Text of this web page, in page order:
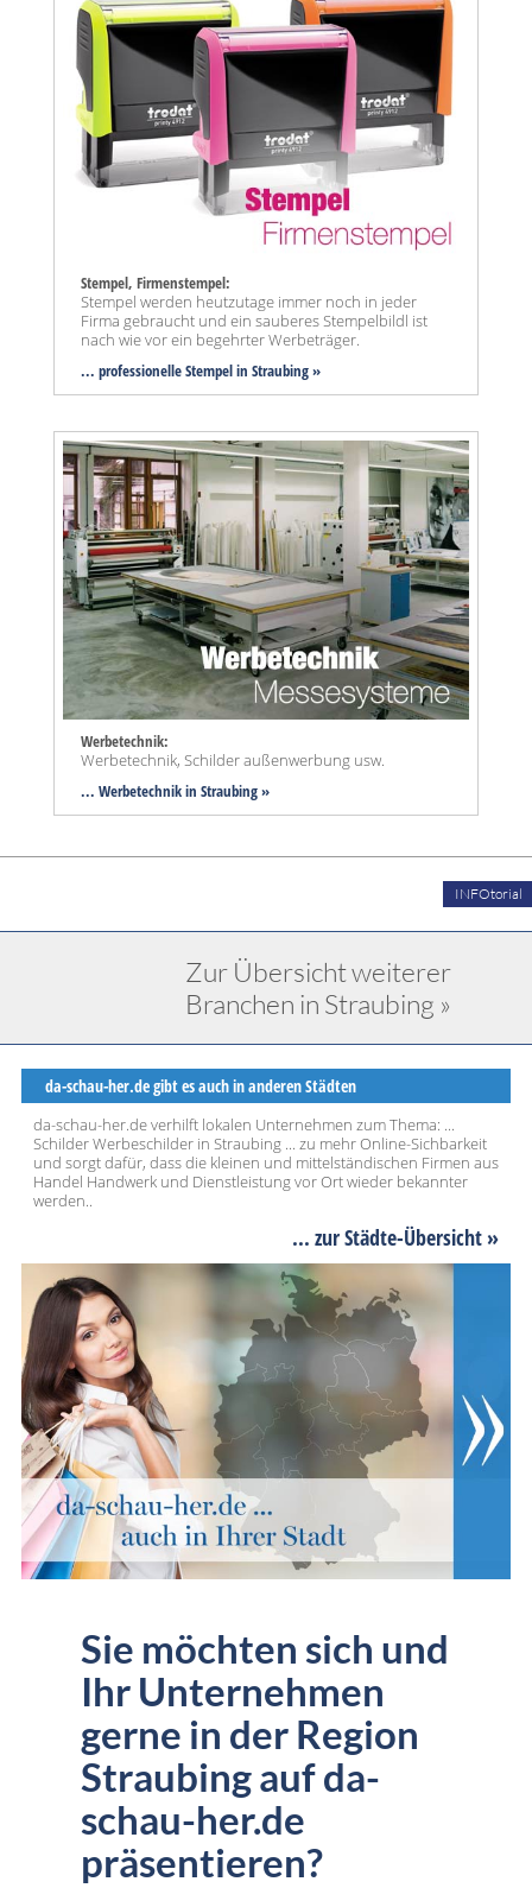
Stempel, Firmenstempel:
Stempel werden heutzutage immer noch in jeder
Firma gebraucht und ein sauberes Stempelbildl ist
nach wie vor ein begehrter Werbeträger.
... professionelle Stempel in Straubing »
Werbetechnik:
Werbetechnik, Schilder außenwerbung usw.
... Werbetechnik in Straubing »
INFOtorial
Zur Übersicht weiterer
Branchen in Straubing »
da-schau-her.de gibt es auch in anderen Städten
da-schau-her.de verhilft lokalen Unternehmen zum Thema: ...
Schilder Werbeschilder in Straubing ... zu mehr Online-Sichbarkeit
und sorgt dafür, dass die kleinen und mittelständischen Firmen aus
Handel Handwerk und Dienstleistung vor Ort wieder bekannter
werden..
... zur Städte-Übersicht »
Sie möchten sich und
Ihr Unternehmen
gerne in der Region
Straubing auf da-
schau-her.de
präsentieren?